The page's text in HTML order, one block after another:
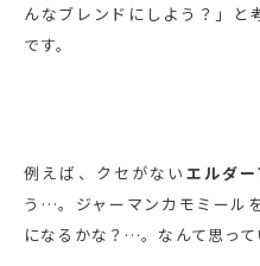
んなブレンドにしよう？」と
です。
例えば、クセがない エルダ
う…。ジャーマンカモミール
になるかな？…。なんて思って